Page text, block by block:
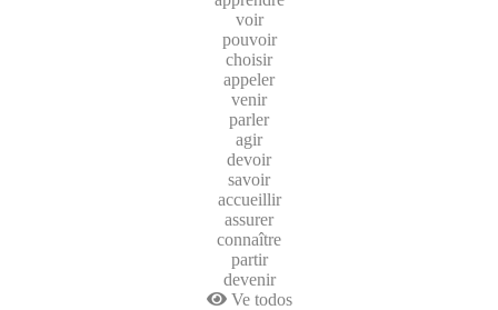
voir
pouvoir
choisir
appeler
venir
parler
agir
devoir
savoir
accueillir
assurer
connaître
partir
devenir
Ve todos